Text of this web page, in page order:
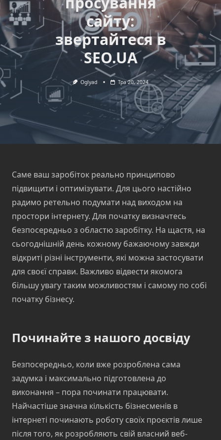
сайту:
звертайтеся в
SEO.UA
Oglyad Тра 20, 2024
Саме ваш заробіток реально принципово
підвищити і оптимізувати. Для цього настійно
радимо ретельно подумати над виходом на
простори інтернету. Для початку визначтесь
безпосередньо з областю заробітку. На щастя, на
сьогоднішній день кожному бажаючому завжди
відкриті різні інструменти, які можна застосувати
для своєї справи. Важливо відвести якомога
більшу увагу таким можливостям і самому по собі
початку бізнесу.
Починайте з нашого досвіду
Безпосередньо, коли вже розроблена сама
задумка і максимально підготовлена до
виконання – пора починати працювати.
Найчастіше значна кількість бізнесменів в
інтернеті починають роботу своїх проєктів лише
після того, як розробляють свій власний веб-